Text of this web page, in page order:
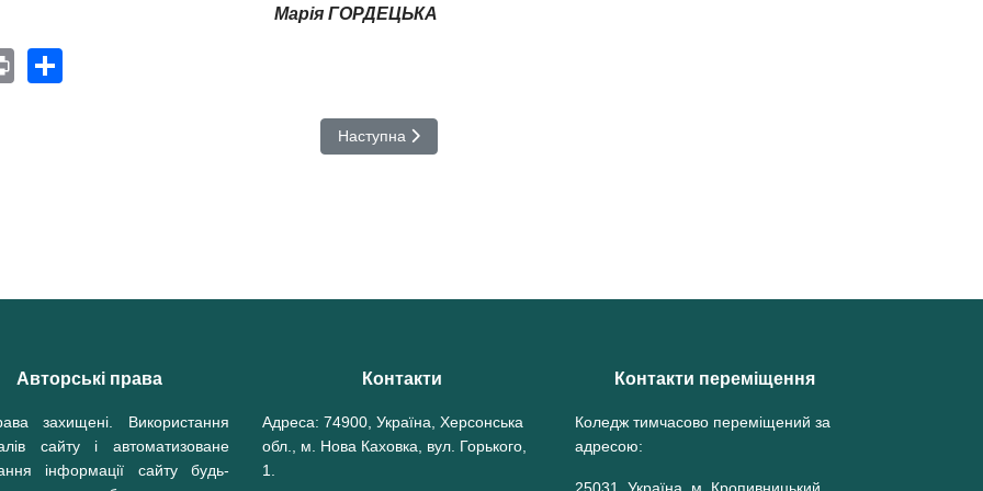
Марія ГОРДЕЦЬКА
Print
симуляцій у навчанні Наступна стаття: Вебінар «Основи роботи з електронними курсами на освітньо-
Наступна
Авторські права
захищені. Використання
сайту і автоматизоване
інформації сайту будь-
Контакти
Адреса: 74900, Україна, Херсонська
обл., м. Нова Каховка, вул. Горького,
1.
Контакти переміщення
Коледж тимчасово переміщений за
адресою: